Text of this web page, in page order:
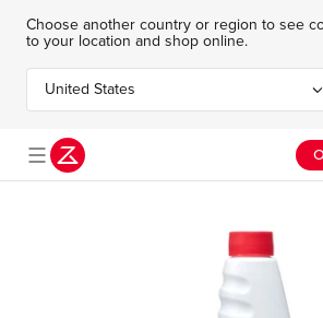
Choose another country or region to see
to your location and shop online.
United States
Choose your country or region
Časově omezená nabídka: Ušetřete až 8 000 Kč.